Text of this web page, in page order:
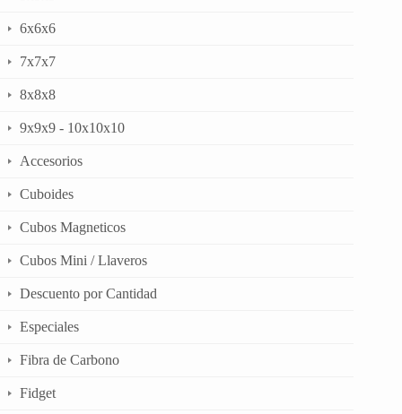
6x6x6
7x7x7
8x8x8
9x9x9 - 10x10x10
Accesorios
Cuboides
Cubos Magneticos
Cubos Mini / Llaveros
Descuento por Cantidad
Especiales
Fibra de Carbono
Fidget